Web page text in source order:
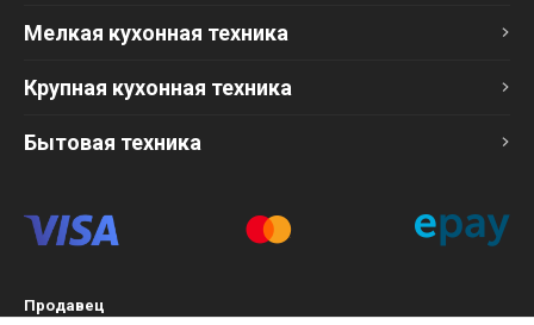
Мелкая кухонная техника
Крупная кухонная техника
Бытовая техника
Продавец